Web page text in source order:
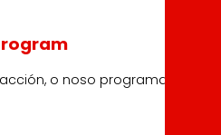
o noso programa para